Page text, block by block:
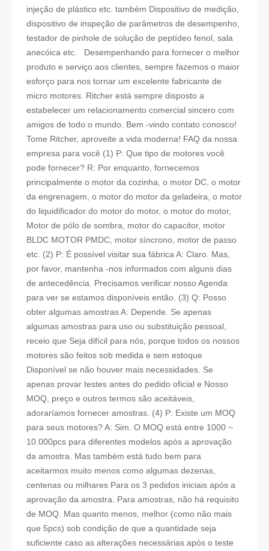
injeção de plástico etc. também Dispositivo de medição,
dispositivo de inspeção de parâmetros de desempenho,
testador de pinhole de solução de peptídeo fenol, sala
anecóica etc. Desempenhando para fornecer o melhor
produto e serviço aos clientes, sempre fazemos o maior
esforço para nos tornar um excelente fabricante de
micro motores. Ritcher está sempre disposto a
estabelecer um relacionamento comercial sincero com
amigos de todo o mundo. Bem -vindo contato conosco!
Tome Ritcher, aproveite a vida moderna! FAQ da nossa
empresa para você (1) P: Que tipo de motores você
pode fornecer? R: Por enquanto, fornecemos
principalmente o motor da cozinha, o motor DC, o motor
da engrenagem, o motor do motor da geladeira, o motor
do liquidificador do motor do motor, o motor do motor,
Motor de pólo de sombra, motor do capacitor, motor
BLDC MOTOR PMDC, motor síncrono, motor de passo
etc. (2) P: É possível visitar sua fábrica A: Claro. Mas,
por favor, mantenha -nos informados com alguns dias
de antecedência. Precisamos verificar nosso Agenda
para ver se estamos disponíveis então. (3) Q: Posso
obter algumas amostras A: Depende. Se apenas
algumas amostras para uso ou substituição pessoal,
receio que Seja difícil para nós, porque todos os nossos
motores são feitos sob medida e sem estoque
Disponível se não houver mais necessidades. Se
apenas provar testes antes do pedido oficial e Nosso
MOQ, preço e outros termos são aceitáveis,
adoraríamos fornecer amostras. (4) P: Existe um MOQ
para seus motores? A: Sim. O MOQ está entre 1000 ~
10.000pcs para diferentes modelos após a aprovação
da amostra. Mas também está tudo bem para
aceitarmos muito menos como algumas dezenas,
centenas ou milhares Para os 3 pedidos iniciais após a
aprovação da amostra. Para amostras, não há requisito
de MOQ. Mas quanto menos, melhor (como não mais
que 5pcs) sob condição de que a quantidade seja
suficiente caso as alterações necessárias após o teste